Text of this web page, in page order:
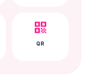
qr_code
QR